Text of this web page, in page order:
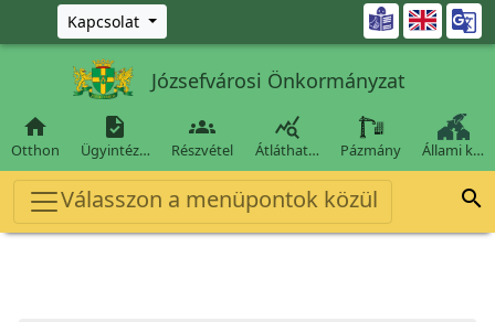
Ugrás a fő tartalomra
Kapcsolat 
Józsefvárosi Önkormányzat

Otthon

Ügyintéz…

Részvétel

Átláthat… Pázmány Állami k…
Válasszon a menüpontok közül 